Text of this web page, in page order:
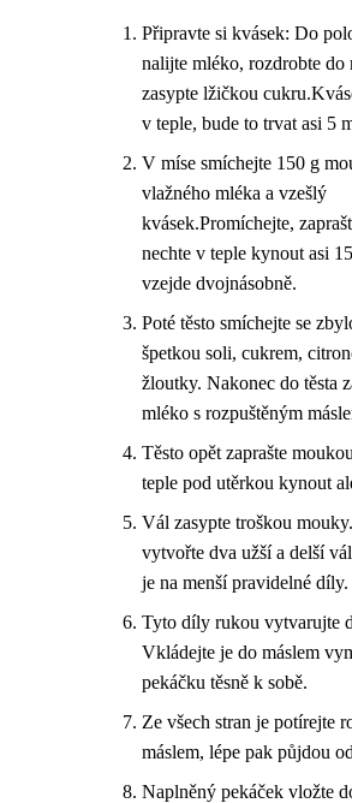
Připravte si kvásek: Do
nalijte mléko, rozdrobte do
zasypte lžičkou
v teple, bude to trvat asi 5
V míse smíchejte 150 g
vlažného mléka a vzešlý
kvásek.Promíchejte,
nechte v teple kynout asi
vzejde dvojnásobně.
Poté těsto smíchejte se
špetkou soli, cukrem,
žloutky. Nakonec do těsta
mléko s rozpuštěným
Těsto opět zaprašte
teple pod utěrkou kynout
Vál zasypte troškou
vytvořte dva užší a delší
je na menší pravidelné díly.
Tyto díly rukou vytvarujte
Vkládejte je do máslem
pekáčku těsně k sobě.
Ze všech stran je potírejte
máslem, lépe pak půjdou
Naplněný pekáček vložte